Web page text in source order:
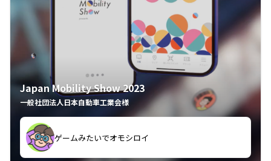
Japan Mobility Show 2023
一般社団法人日本自動車工業会様
ゲームみたいでオモシロイ
久々のモーターショーがアプリでもっと楽しめました